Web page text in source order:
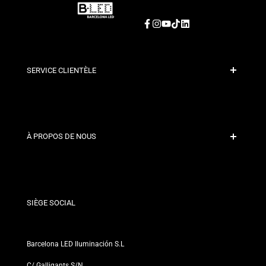
Facebook
Instagram
YouTube
TikTokLinkedIn
SERVICE CLIENTÈLE
Contact
À PROPOS DE NOUS
Nos Magasins
SIÈGE SOCIAL
Barcelona LED Iluminación S.L